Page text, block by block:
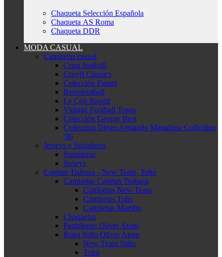
Chaqueta Selección Española
Chaqueta AS Roma
Chaqueta DDR
MODA CASUAL
Camisetas casual
Copa football
Cruyff Classics
Colección Panini
Retrofootball
Le Coq Sportif
Vintage Football Town
Colección George Best
Collection Diego Armando Maradona Collection
'86
Jerseys y Sudaderas
Sudaderas
Jerseys
Capitan Tsubasa - New Team, Toho
Camisetas Capitan Tsubasa
Camisetas New Team
Camisetas Toho
Camisetas Mambo
Chaquetas
Pantalones Oliver Atom
Ropa Niño Oliver Atom
New Team Niño
Toho